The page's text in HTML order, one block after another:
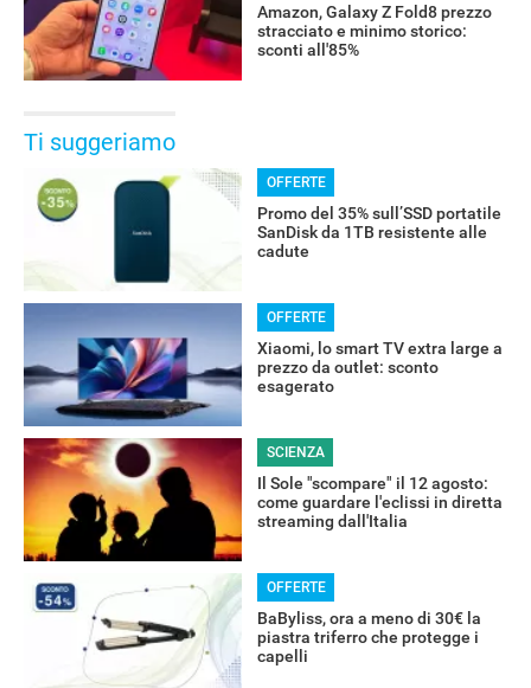
Amazon, Galaxy Z Fold8 prezzo
stracciato e minimo storico:
sconti all'85%
Ti suggeriamo
OFFERTE
Promo del 35% sull’SSD portatile
SanDisk da 1TB resistente alle
cadute
OFFERTE
Xiaomi, lo smart TV extra large a
prezzo da outlet: sconto
esagerato
SCIENZA
Il Sole "scompare" il 12 agosto:
come guardare l'eclissi in diretta
streaming dall'Italia
OFFERTE
BaByliss, ora a meno di 30€ la
piastra triferro che protegge i
capelli